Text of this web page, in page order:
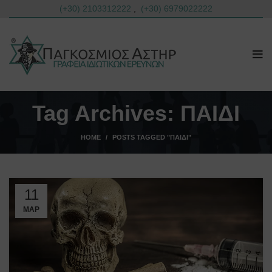
(+30) 2103312222 (+30) 6979022222
Tag Archives: ΠΑΙΔΙ
HOME POSTS TAGGED "ΠΑΙΔΙ"
11
ΜΑΡ